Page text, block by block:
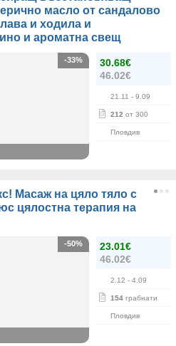
масло от сандалово
и ходила и
и ароматна свещ
30.68€
46.02€
21.11 - 9.09
212 от 300
Пловдив
-33%
Масаж на цяло тяло с
цялостна терапия на
23.01€
46.02€
2.12 - 4.09
154 грабнати
Пловдив
-50%